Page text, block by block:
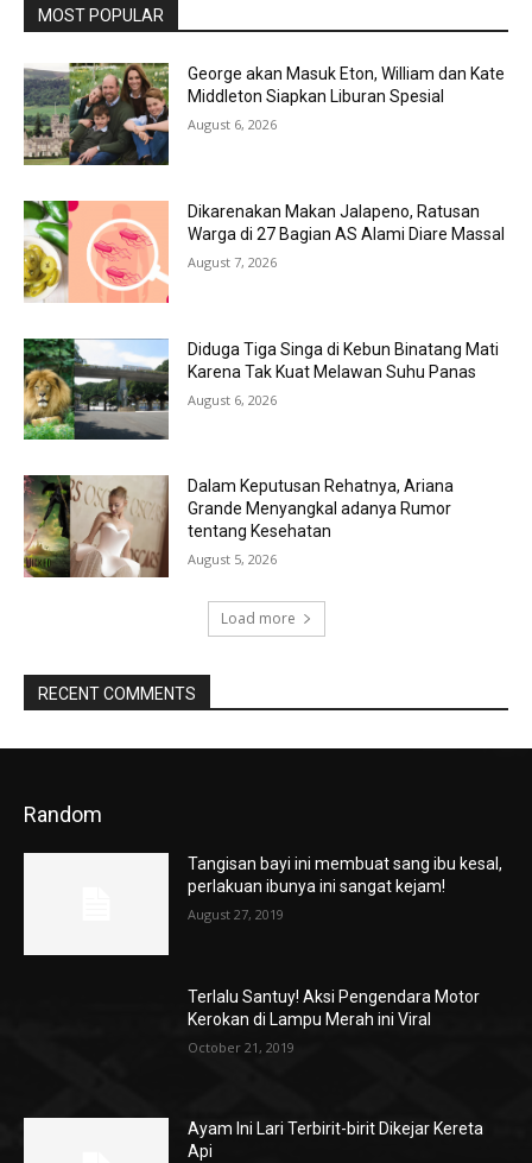
MOST POPULAR
George akan Masuk Eton, William dan Kate
Middleton Siapkan Liburan Spesial
August 6, 2026
Dikarenakan Makan Jalapeno, Ratusan
Warga di 27 Bagian AS Alami Diare Massal
August 7, 2026
Diduga Tiga Singa di Kebun Binatang Mati
Karena Tak Kuat Melawan Suhu Panas
August 6, 2026
Dalam Keputusan Rehatnya, Ariana
Grande Menyangkal adanya Rumor
tentang Kesehatan
August 5, 2026
Load more
RECENT COMMENTS
Random
Tangisan bayi ini membuat sang ibu kesal,
perlakuan ibunya ini sangat kejam!
August 27, 2019
Terlalu Santuy! Aksi Pengendara Motor
Kerokan di Lampu Merah ini Viral
October 21, 2019
Ayam Ini Lari Terbirit-birit Dikejar Kereta
Api